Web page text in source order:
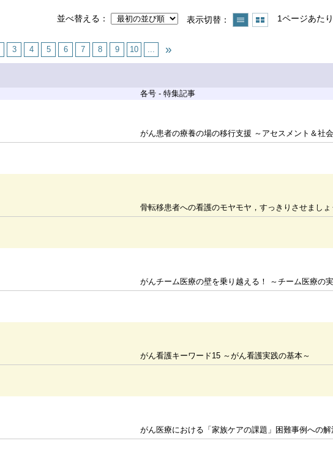
並べ替える
表示切替 1ページあたり
3 4 5 6 7 8 9 10 ...
各号 - 特集記事
がん患者の療養の場の移行支援 ～アセスメント＆社会資源
骨転移患者への看護のモヤモヤ，すっきりさせましょ
がんチーム医療の壁を乗り越える！ ～チーム医療の実践に必要なス
がん看護キーワード15 ～がん看護実践の基本～
がん医療における「家族ケアの課題」困難事例への解決